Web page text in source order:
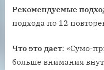
Рекомендуемые
подхода по 12
Что это дает: «Сумо-
больше внимания